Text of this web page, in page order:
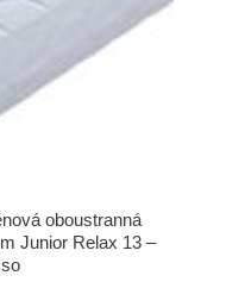
oboustranná
Junior Relax 13 –